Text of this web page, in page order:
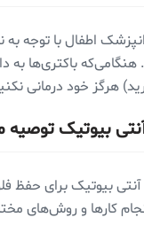
اطفال با توجه
باکتری‌ها به
هرگز خود درمانی
بیوتیک
آنتی بیوتیک برای
کارها و روش‌های